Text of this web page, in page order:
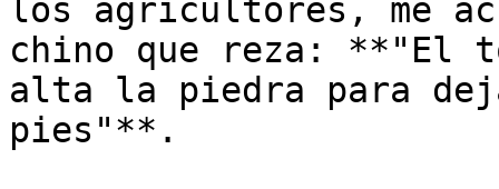
los agricultores, me
chino que reza: **"El
alta la piedra para
pies"**.